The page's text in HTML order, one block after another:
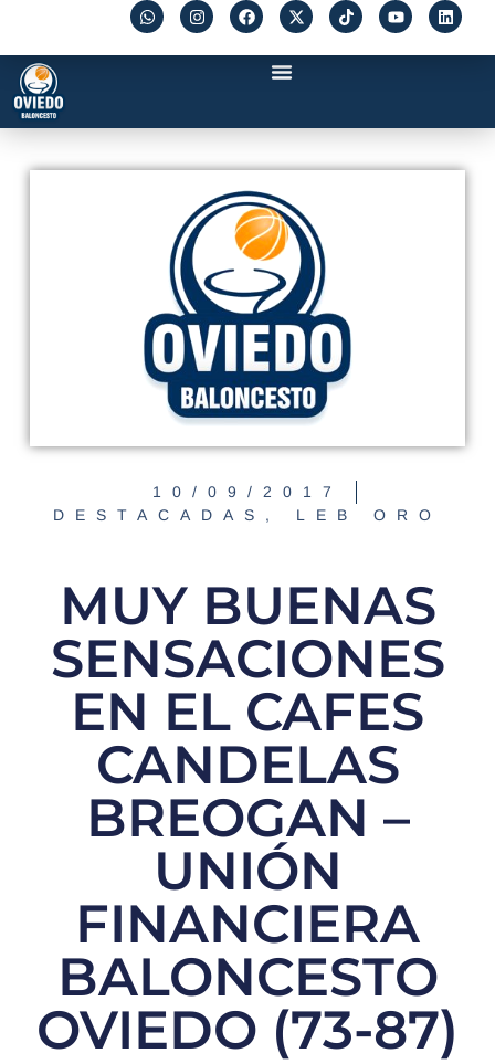
10/09/2017
DESTACADAS , LEB ORO
MUY BUENAS
SENSACIONES
EN EL CAFES
CANDELAS
BREOGAN –
UNIÓN
FINANCIERA
BALONCESTO
OVIEDO (73-87)